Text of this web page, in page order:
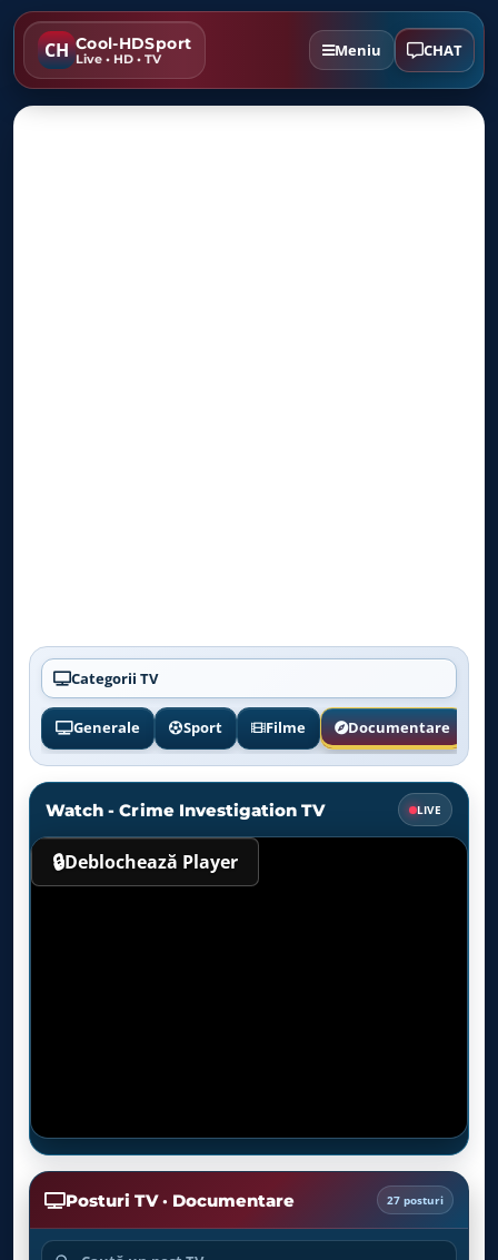
CH Cool-HDSport
Live • HD • TV Meniu CHAT
Categorii TV
Generale Sport Filme Documentare
Watch - Crime Investigation TV LIVE
🔒Deblochează Player
Posturi TV · Documentare 27 posturi